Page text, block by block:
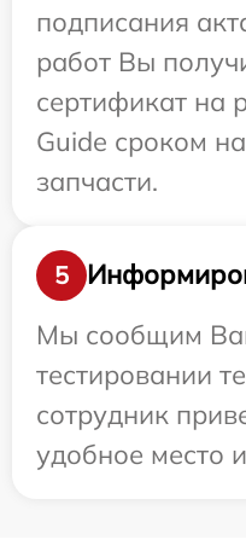
подписания
работ Вы
сертификат на
Guide сроком
запчасти.
5
Мы сообщим
тестировании
сотрудник
удобное место